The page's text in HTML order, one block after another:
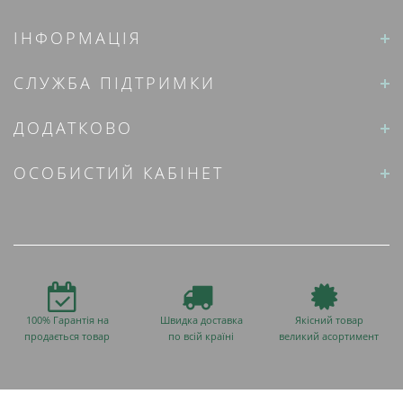
ІНФОРМАЦІЯ
СЛУЖБА ПІДТРИМКИ
ДОДАТКОВО
ОСОБИСТИЙ КАБІНЕТ
100% Гарантія на
продається товар
Швидка доставка
по всій країні
Якісний товар
великий асортимент